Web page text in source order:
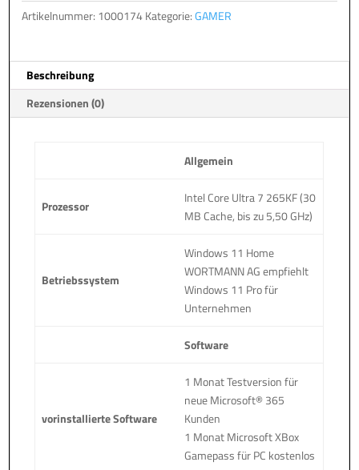
Artikelnummer: 1000174Kategorie:GAMER
Beschreibung
Rezensionen (0)
Allgemein
Prozessor
Intel Core Ultra 7 265KF (30
MB Cache, bis zu 5,50 GHz)
Betriebssystem
Windows 11 Home
WORTMANN AG empfiehlt
Windows 11 Pro für
Unternehmen
Software
vorinstallierte Software
1 Monat Testversion für
neue Microsoft® 365
Kunden
1 Monat Microsoft XBox
Gamepass für PC kostenlos